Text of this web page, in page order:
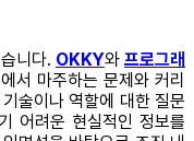
니다. OKKY와 프로그래
서 마주하는 문제와 커리
술이나 역할에 대한 질문
어려운 현실적인 정보를